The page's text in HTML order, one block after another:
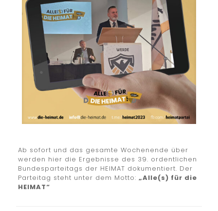
Ab sofort und das gesamte Wochenende über
werden hier die Ergebnisse des 39. ordentlichen
Bundesparteitags der HEIMAT dokumentiert. Der
Parteitag steht unter dem Motto: „Alle(s) für die
HEIMAT“